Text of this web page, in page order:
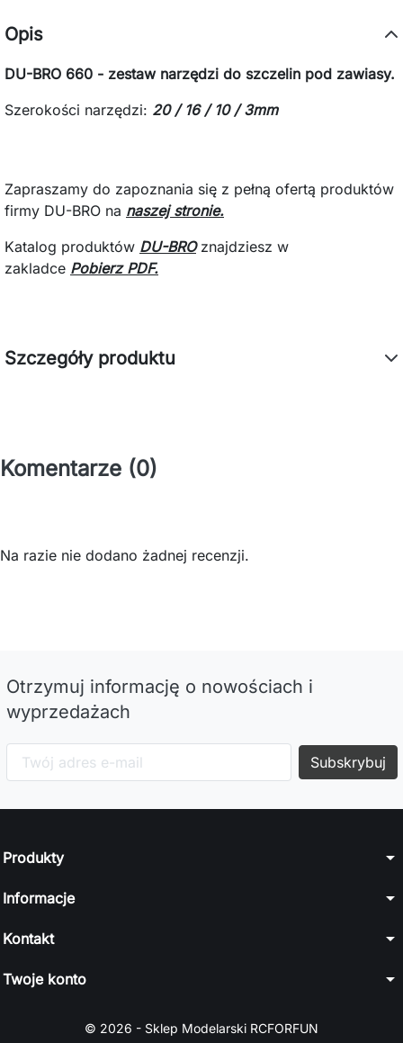
Opis
DU-BRO 660 - zestaw narzędzi do szczelin pod zawiasy.
Szerokości narzędzi: 20 / 16 / 10 / 3mm
Zapraszamy do zapoznania się z pełną ofertą produktów
firmy DU-BRO na naszej stronie.
Katalog produktów DU-BROznajdziesz w
zakladce Pobierz PDF.
Szczegóły produktu
Komentarze (0)
Na razie nie dodano żadnej recenzji.
Otrzymuj informację o nowościach i
wyprzedażach
Produkty arrow_drop_down
Informacje arrow_drop_down
Kontakt arrow_drop_down
Twoje konto arrow_drop_down
© 2026 - Sklep Modelarski RCFORFUN